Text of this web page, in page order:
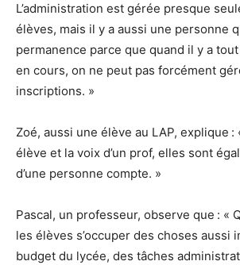
L’administration est gérée presque
élèves, mais il y a aussi une personne
permanence parce que quand il y a
en cours, on ne peut pas forcément
inscriptions. »
Zoé, aussi une élève au LAP, explique :
élève et la voix d’un prof, elles sont
d’une personne compte. »
Pascal, un professeur, observe que : «
les élèves s’occuper des choses aussi
budget du lycée, des tâches